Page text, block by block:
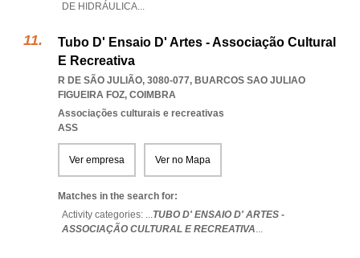
DE HIDRÁULICA...
Tubo D' Ensaio D' Artes - Associação Cultural
E Recreativa
R DE SÃO JULIÃO, 3080-077, BUARCOS SAO JULIAO
FIGUEIRA FOZ, COIMBRA
Associações culturais e recreativas
ASS
Ver empresa Ver no Mapa
Matches in the search for:
Activity categories: ...TUBO D' ENSAIO D' ARTES -
ASSOCIAÇÃO CULTURAL E RECREATIVA...